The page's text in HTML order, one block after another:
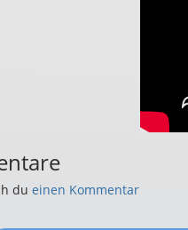
du einen Kommentar